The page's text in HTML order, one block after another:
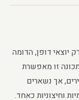
יוצאי דופן, הדומה
זו מאפשרת
אך נשארים
וחיצוניות כאחד.